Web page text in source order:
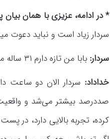
* در ادامه، عزیزی با همان
سردار زیاد است و نباید دعوت
سردار: بابا من تازه دارم ۳۱ ساله می‌شوم.
خداداد: سردار الان دو ساعت
صددرصد بیشتر می‌شد و
کرده، تجربه بالایی دارد، در